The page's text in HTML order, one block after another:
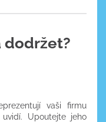
dodržet?
vaši firmu
Upoutejte jeho